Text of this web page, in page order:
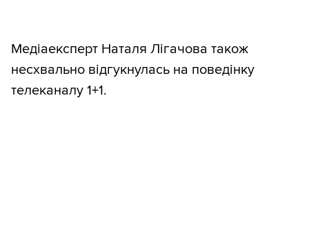
Медіаексперт Наталя Лігачова також
несхвально відгукнулась на поведінку
телеканалу 1+1.